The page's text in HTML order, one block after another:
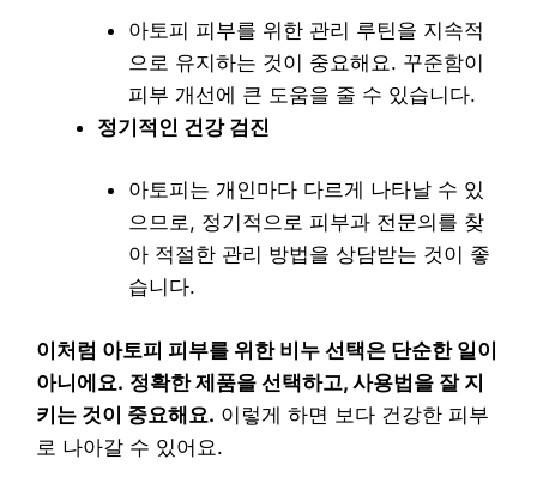
아토피 피부를 위한 관리 루틴을 지속적
으로 유지하는 것이 중요해요. 꾸준함이
피부 개선에 큰 도움을 줄 수 있습니다.
정기적인 건강 검진
아토피는 개인마다 다르게 나타날 수 있
으므로, 정기적으로 피부과 전문의를 찾
아 적절한 관리 방법을 상담받는 것이 좋
습니다.
이처럼 아토피 피부를 위한 비누 선택은 단순한 일이
아니에요. 정확한 제품을 선택하고, 사용법을 잘 지
키는 것이 중요해요. 이렇게 하면 보다 건강한 피부
로 나아갈 수 있어요.